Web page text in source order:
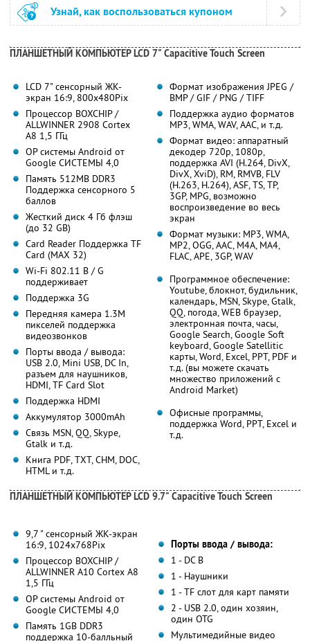
Узнай, как воспользоваться купоном
ПЛАНШЕТНЫЙ КОМПЬЮТЕР LCD 7" Capacitive Touch Screen
LCD 7" сенсорный ЖК-
экран 16:9, 800x480Pix
Процессор BOXCHIP /
ALLWINNER 2908 Cortex
A8 1,5 ГГц
OP системы Android от
Google СИСТЕМЫ 4,0
Память 512MB DDR3
Поддержка сенсорного 5
баллов
Жесткий диск 4 Гб флэш
(до 32 GB)
Card Reader Поддержка TF
Card (MAX 32)
Wi-Fi 802.11 B / G
поддерживает
Поддержка 3G
Передняя камера 1.3M
пикселей поддержка
видеозвонков
Порты ввода / вывода:
USB 2.0, Mini USB, DC In,
разъем для наушников,
HDMI, TF Card Slot
Поддержка HDMI
Аккумулятор 3000mAh
Связь MSN, QQ, Skype,
Gtalk и т.д.
Книга PDF, TXT, CHM, DOC,
HTML и т.д.
Формат изображения JPEG /
BMP / GIF / PNG / TIFF
Поддержка аудио форматов
MP3, WMA, WAV, AAC, и т.д.
Формат видео: аппаратный
декодер 720p, 1080p,
поддержка AVI (H.264, DivX,
DivX, XviD), RM, RMVB, FLV
(H.263, H.264), ASF, TS, TP,
3GP, MPG, возможно
воспроизведение во весь
экран
Формат музыки: MP3, WMA,
MP2, OGG, AAC, M4A, MA4,
FLAC, APE, 3GP, WAV
Программное обеспечение:
Youtube, блокнот, будильник,
календарь, MSN, Skype, Gtalk,
QQ, погода, WEB браузер,
электронная почта, часы,
Google Search, Google Soft
keyboard, Google Satellitic
карты, Word, Excel, PPT, PDF и
т.д. (вы можете скачать
множество приложений с
Android Market)
Офисные программы,
поддержка Word, PPT, Excel и
т.д.
ПЛАНШЕТНЫЙ КОМПЬЮТЕР LCD 9.7" Capacitive Touch Screen
9,7 " сенсорный ЖК-экран
16:9, 1024x768Pix
Процессор BOXCHIP /
ALLWINNER A10 Cortex A8
1,5 ГГц
OP системы Android от
Google СИСТЕМЫ 4,0
Память 1GB DDR3
поддержка 10-балльный
Порты ввода / вывода:
1 - DC В
1 - Наушники
1 - TF слот для карт памяти
2 - USB 2.0, один хозяин,
один OTG
Мультимедийные видео